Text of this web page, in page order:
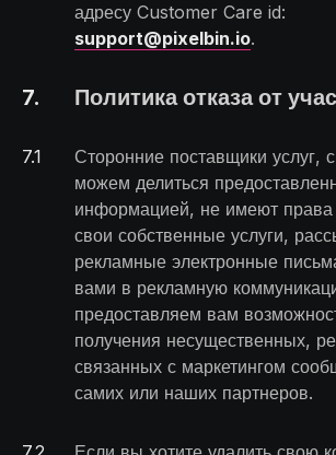
адресу Customer Care id:
support@pixelbin.io.
7. Политика отказа от
7.1
Сторонние поставщики услуг,
можем делиться
информацией, не имеют права
свои собственные услуги,
рекламные электронные
вами в рекламную
предоставляем вам
получения несущественных,
связанных с маркетингом
самих или наших партнеров.